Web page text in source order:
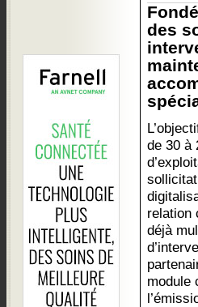
des
de 30 à
relation
déjà
module